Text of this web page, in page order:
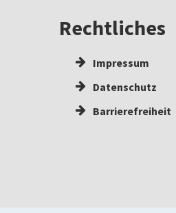
Rechtliches
Impressum
Datenschutz
Barrierefreiheit